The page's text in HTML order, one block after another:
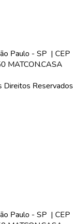
Paulo - SP | CEP
MATCON.CASA
Direitos Reservados
Paulo - SP | CEP